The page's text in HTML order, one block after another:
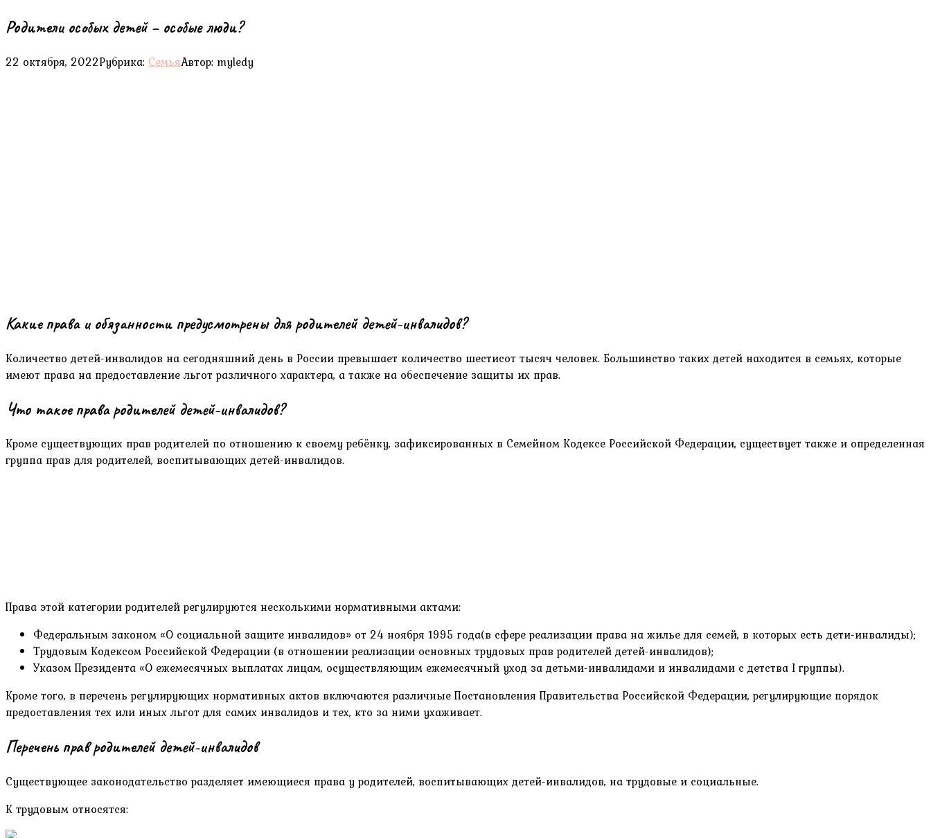
Родители особых детей – особые люди?
22 октября, 2022Рубрика: СемьяАвтор: myledy
Какие права и обязанности предусмотрены для родителей детей-инвалидов?
Количество детей-инвалидов на сегодняшний день в России превышает количество шестисот тысяч человек. Большинство таких детей находится в семьях, которые
имеют права на предоставление льгот различного характера, а также на обеспечение защиты их прав.
Что такое права родителей детей-инвалидов?
Кроме существующих прав родителей по отношению к своему ребёнку, зафиксированных в Семейном Кодексе Российской Федерации, существует также и определенная
группа прав для родителей, воспитывающих детей-инвалидов.
Права этой категории родителей регулируются несколькими нормативными актами:
Федеральным законом «О социальной защите инвалидов» от 24 ноября 1995 года(в сфере реализации права на жилье для семей, в которых есть дети-инвалиды);
Трудовым Кодексом Российской Федерации (в отношении реализации основных трудовых прав родителей детей-инвалидов);
Указом Президента «О ежемесячных выплатах лицам, осуществляющим ежемесячный уход за детьми-инвалидами и инвалидами с детства I группы).
Кроме того, в перечень регулирующих нормативных актов включаются различные Постановления Правительства Российской Федерации, регулирующие порядок
предоставления тех или иных льгот для самих инвалидов и тех, кто за ними ухаживает.
Перечень прав родителей детей-инвалидов
Существующее законодательство разделяет имеющиеся права у родителей, воспитывающих детей-инвалидов, на трудовые и социальные.
К трудовым относятся: